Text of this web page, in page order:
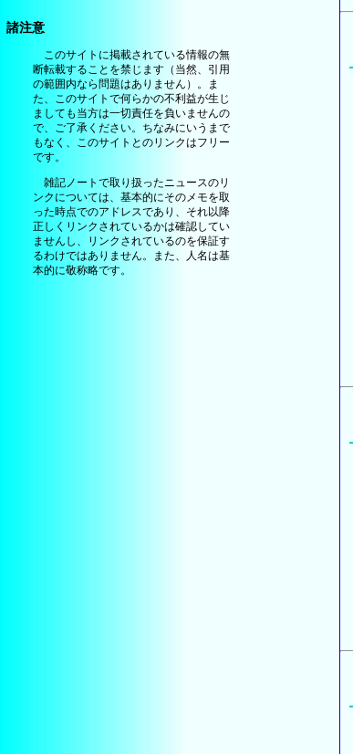
諸注意
このサイトに掲載されている情報の無
断転載することを禁じます（当然、引用
の範囲内なら問題はありません）。ま
た、このサイトで何らかの不利益が生じ
ましても当方は一切責任を負いませんの
で、ご了承ください。ちなみにいうまで
もなく、このサイトとのリンクはフリー
です。
雑記ノートで取り扱ったニュースのリ
ンクについては、基本的にそのメモを取
った時点でのアドレスであり、それ以降
正しくリンクされているかは確認してい
ませんし、リンクされているのを保証す
るわけではありません。また、人名は基
本的に敬称略です。